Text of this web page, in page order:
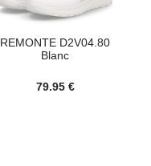
REMONTE D2V04.80
Blanc
79.95 €